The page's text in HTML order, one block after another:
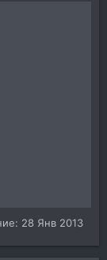
28 Янв 2013